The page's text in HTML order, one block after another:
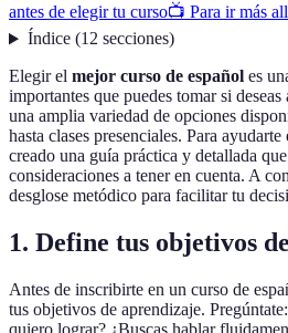
antes de elegir tu curso📺 Para ir más
Índice(12 secciones)
Elegir el mejor curso de español es
importantes que puedes tomar si
una amplia variedad de opciones
hasta clases presenciales. Para
creado una guía práctica y detallada
consideraciones a tener en cuenta. A
desglose metódico para facilitar tu
1. Define tus objetivos
Antes de inscribirte en un curso de
tus objetivos de aprendizaje.